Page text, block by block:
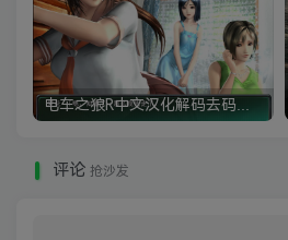
评论 抢沙发